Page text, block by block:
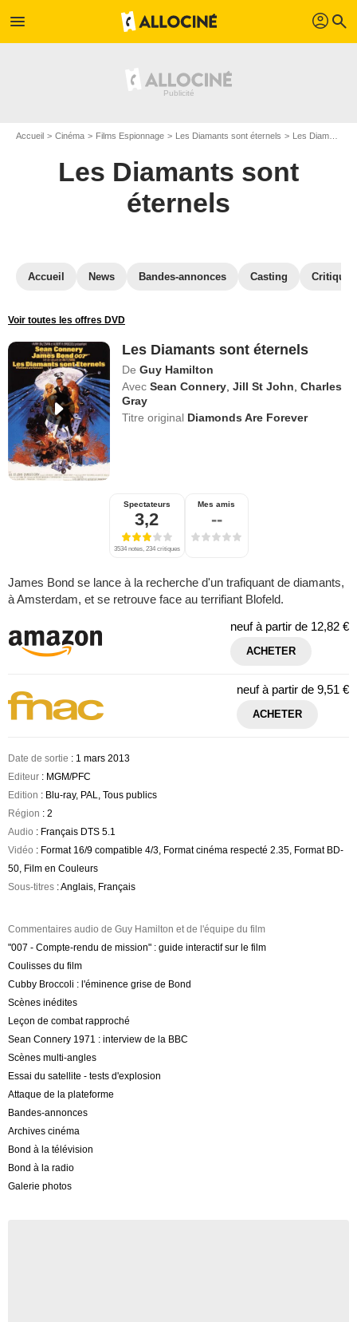
menu profil search
Accueil Cinéma Films Espionnage Les Diamants sont éternels Les Diamants sont éternels en Blu Ray
Les Diamants sont
éternels
Accueil News Bandes-annonces Casting
Voir toutes les offres DVD
Les Diamants sont éternels
De Guy Hamilton
Avec Sean Connery ,Jill St John ,Charles
Gray
Titre original Diamonds Are Forever
Spectateurs
3,2
3534 notes, 234 critiques
Mes amis
--
James Bond se lance à la recherche d'un trafiquant de diamants,
à Amsterdam, et se retrouve face au terrifiant Blofeld.
neuf à partir de 12,82 €
ACHETER
neuf à partir de 9,51 €
ACHETER
Date de sortie : 1 mars 2013
Editeur : MGM/PFC
Edition : Blu-ray, PAL, Tous publics
Région : 2
Audio : Français DTS 5.1
Vidéo : Format 16/9 compatible 4/3, Format cinéma respecté 2.35, Format BD-
50, Film en Couleurs
Sous-titres : Anglais, Français
Commentaires audio de Guy Hamilton et de l'équipe du film
"007 - Compte-rendu de mission" : guide interactif sur le film
Coulisses du film
Cubby Broccoli : l'éminence grise de Bond
Scènes inédites
Leçon de combat rapproché
Sean Connery 1971 : interview de la BBC
Scènes multi-angles
Essai du satellite - tests d'explosion
Attaque de la plateforme
Bandes-annonces
Archives cinéma
Bond à la télévision
Bond à la radio
Galerie photos